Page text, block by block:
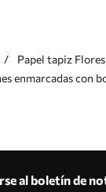
Papel tapiz
enmarcadas con
al boletín de